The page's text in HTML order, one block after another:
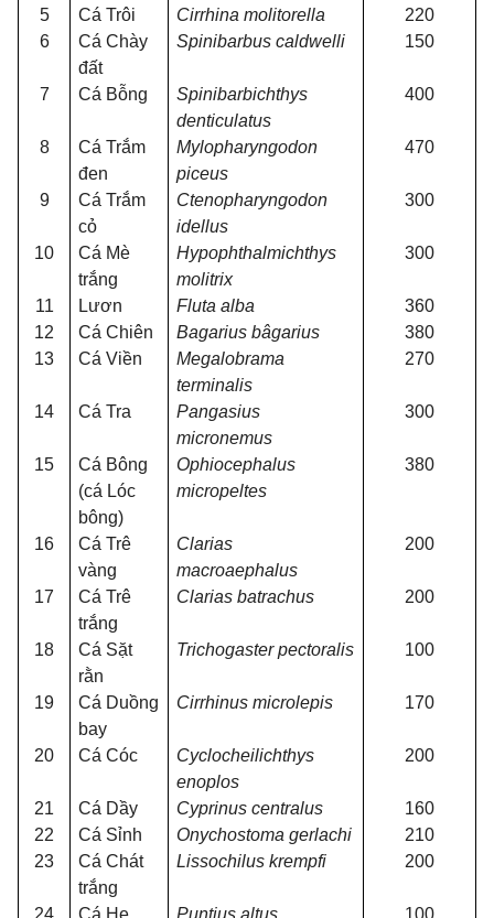
5 Cá Trôi Cirrhina molitorella
220
6
Cá Chày
đất
Spinibarbus caldwelli 150
7 Cá Bỗng
Spinibarbichthys
denticulatus
400
8
Cá Trắm
đen
Mylopharyngodon
piceus
470
9
Cá Trắm
cỏ
Ctenopharyngodon
idellus
300
10
Cá Mè
trắng
Hypophthalmichthys
molitrix
300
11 Lươn Fluta alba
360
12
Cá Chiên Bagarius bâgarius
380
13
Cá Viền
Megalobrama
terminalis
270
14 Cá Tra
Pangasius
micronemus
300
15
Cá Bông
(cá Lóc
bông)
Ophiocephalus
micropeltes
380
16
Cá Trê
vàng
Clarias
macroaephalus
200
17
Cá Trê
trắng
Clarias batrachus 200
18
Cá Sặt
rằn
Trichogaster pectoralis 100
19
Cá Duồng
bay
Cirrhinus microlepis 170
20 Cá Cóc
Cyclocheilichthys
enoplos
200
21 Cá Dầy Cyprinus centralus
160
22
Cá Sỉnh Onychostoma gerlachi
210
23
Cá Chát
trắng
Lissochilus krempfi 200